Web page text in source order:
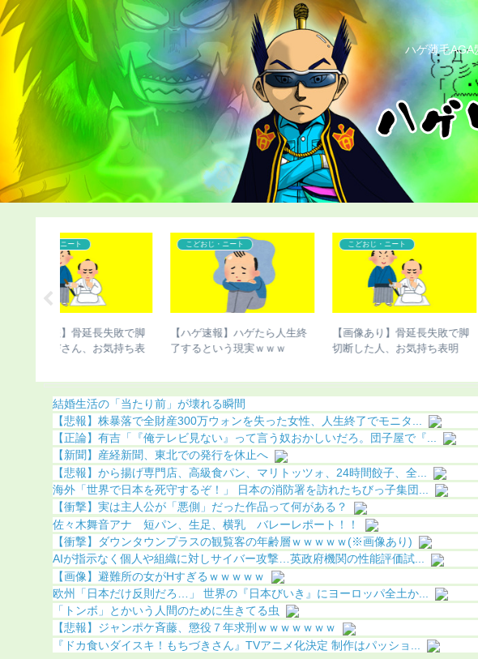
ハゲ薄毛AGA
こどおじ・ニート
【画像あり】骨延長失敗で脚
切断した人、お気持ち表明
こどおじ・ニート
【チビ速報】骨延長したこび
さんのこの写真（画像あり）
カツラ
【ハゲ速報】人
智和さん、とん
結婚生活の「当たり前」が壊れる瞬間
【悲報】株暴落で全財産300万ウォンを失った女性、人生終了でモニタ...
【正論】有吉「『俺テレビ見ない』って言う奴おかしいだろ。団子屋で『...
【新聞】産経新聞、東北での発行を休止へ
【悲報】から揚げ専門店、高級食パン、マリトッツォ、24時間餃子、全...
海外「世界で日本を死守するぞ！」 日本の消防署を訪れたちびっ子集団...
【衝撃】実は主人公が「悪側」だった作品って何がある？
佐々木舞音アナ 短パン、生足、横乳 バレーレポート！！
【衝撃】ダウンタウンプラスの観覧客の年齢層ｗｗｗｗｗ(※画像あり)
AIが指示なく個人や組織に対しサイバー攻撃…英政府機関の性能評価試...
【画像】避難所の女がHすぎるｗｗｗｗｗ
欧州「日本だけ反則だろ…」 世界の『日本びいき』にヨーロッパ全土か...
「トンボ」とかいう人間のために生きてる虫
【悲報】ジャンポケ斉藤、懲役７年求刑ｗｗｗｗｗｗｗ
『ドカ食いダイスキ！もちづきさん』TVアニメ化決定 制作はパッショ...